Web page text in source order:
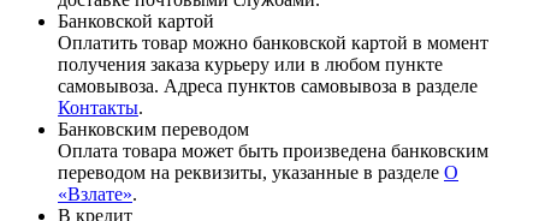
Банковской картой
Оплатить товар можно банковской картой в момент
получения заказа курьеру или в любом пункте
самовывоза. Адреса пунктов самовывоза в разделе
Контакты.
Банковским переводом
Оплата товара может быть произведена банковским
переводом на реквизиты, указанные в разделе О
«Взлате».
В кредит